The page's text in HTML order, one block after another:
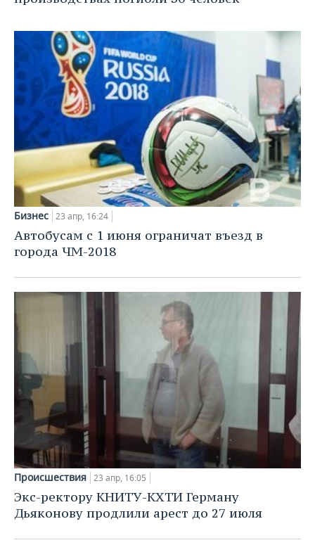
ХОККЕЙ С МЯЧОМ
ПРОИСШЕСТВИЯ
Бизнес 23 апр, 16:24
Автобусам с 1 июня ограничат въезд в
города ЧМ-2018
Происшествия 23 апр, 16:05
Экс-ректору КНИТУ-КХТИ Герману
Дьяконову продлили арест до 27 июля